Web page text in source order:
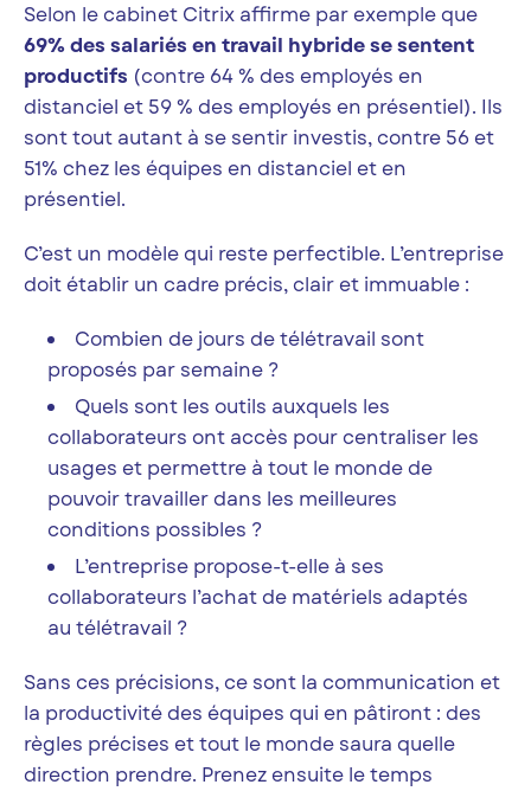
Selon le cabinet Citrix affirme par exemple que
69% des salariés en travail hybride se sentent
productifs (contre 64 % des employés en
distanciel et 59 % des employés en présentiel). Ils
sont tout autant à se sentir investis, contre 56 et
51% chez les équipes en distanciel et en
présentiel.
C’est un modèle qui reste perfectible. L’entreprise
doit établir un cadre précis, clair et immuable :
Combien de jours de télétravail sont
proposés par semaine ?
Quels sont les outils auxquels les
collaborateurs ont accès pour centraliser les
usages et permettre à tout le monde de
pouvoir travailler dans les meilleures
conditions possibles ?
L’entreprise propose-t-elle à ses
collaborateurs l’achat de matériels adaptés
au télétravail ?
Sans ces précisions, ce sont la communication et
la productivité des équipes qui en pâtiront : des
règles précises et tout le monde saura quelle
direction prendre. Prenez ensuite le temps